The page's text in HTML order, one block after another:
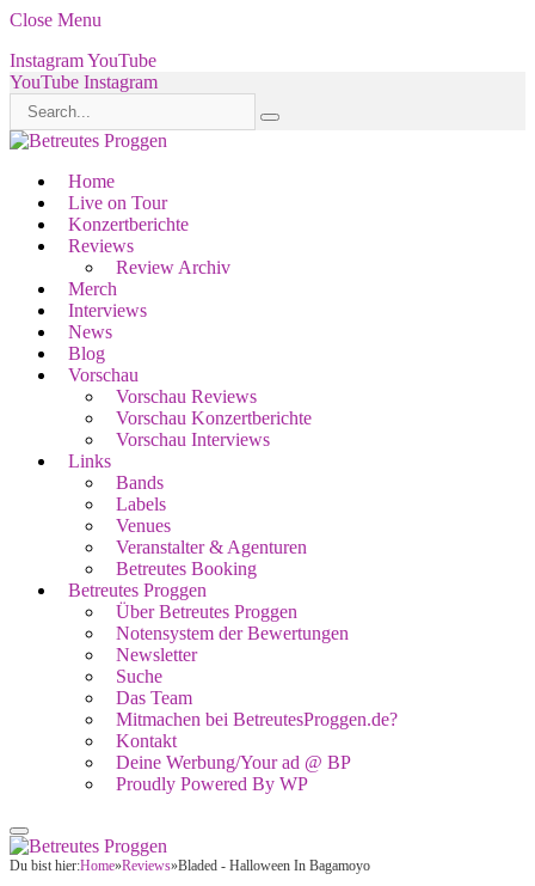
Close Menu
InstagramYouTube
YouTube Instagram
Home
Live on Tour
Konzertberichte
Reviews
Review Archiv
Merch
Interviews
News
Blog
Vorschau
Vorschau Reviews
Vorschau Konzertberichte
Vorschau Interviews
Links
Bands
Labels
Venues
Veranstalter & Agenturen
Betreutes Booking
Betreutes Proggen
Über Betreutes Proggen
Notensystem der Bewertungen
Newsletter
Suche
Das Team
Mitmachen bei BetreutesProggen.de?
Kontakt
Deine Werbung/Your ad @ BP
Proudly Powered By WP
Du bist hier:Home»Reviews»Bladed - Halloween In Bagamoyo